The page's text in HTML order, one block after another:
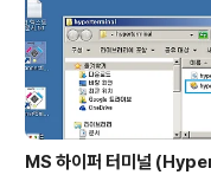
서는 MS Team Service 에서
격저장소임, 이름예 ..
MS 하이퍼 터미널